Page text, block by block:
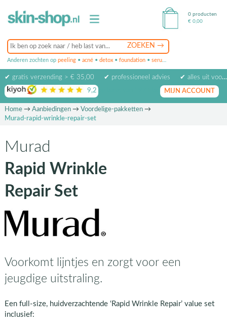
Anderen zochten op peeling • acné • detox • foundation • serum
0 producten
€ 0,00
✔ gratis verzending > € 35,00 ✔ professioneel advies
✔ alles uit voorraad leverbaar
9,2 op basis van beoordelingen
MIJN ACCOUNT
Home→ Aanbiedingen→ Voordelige-pakketten→
Murad-rapid-wrinkle-repair-set
Murad
Rapid Wrinkle
Repair Set
Voorkomt lijntjes en zorgt voor een
jeugdige uitstraling.
Een full-size, huidverzachtende ‘Rapid Wrinkle Repair’ value set
inclusief: